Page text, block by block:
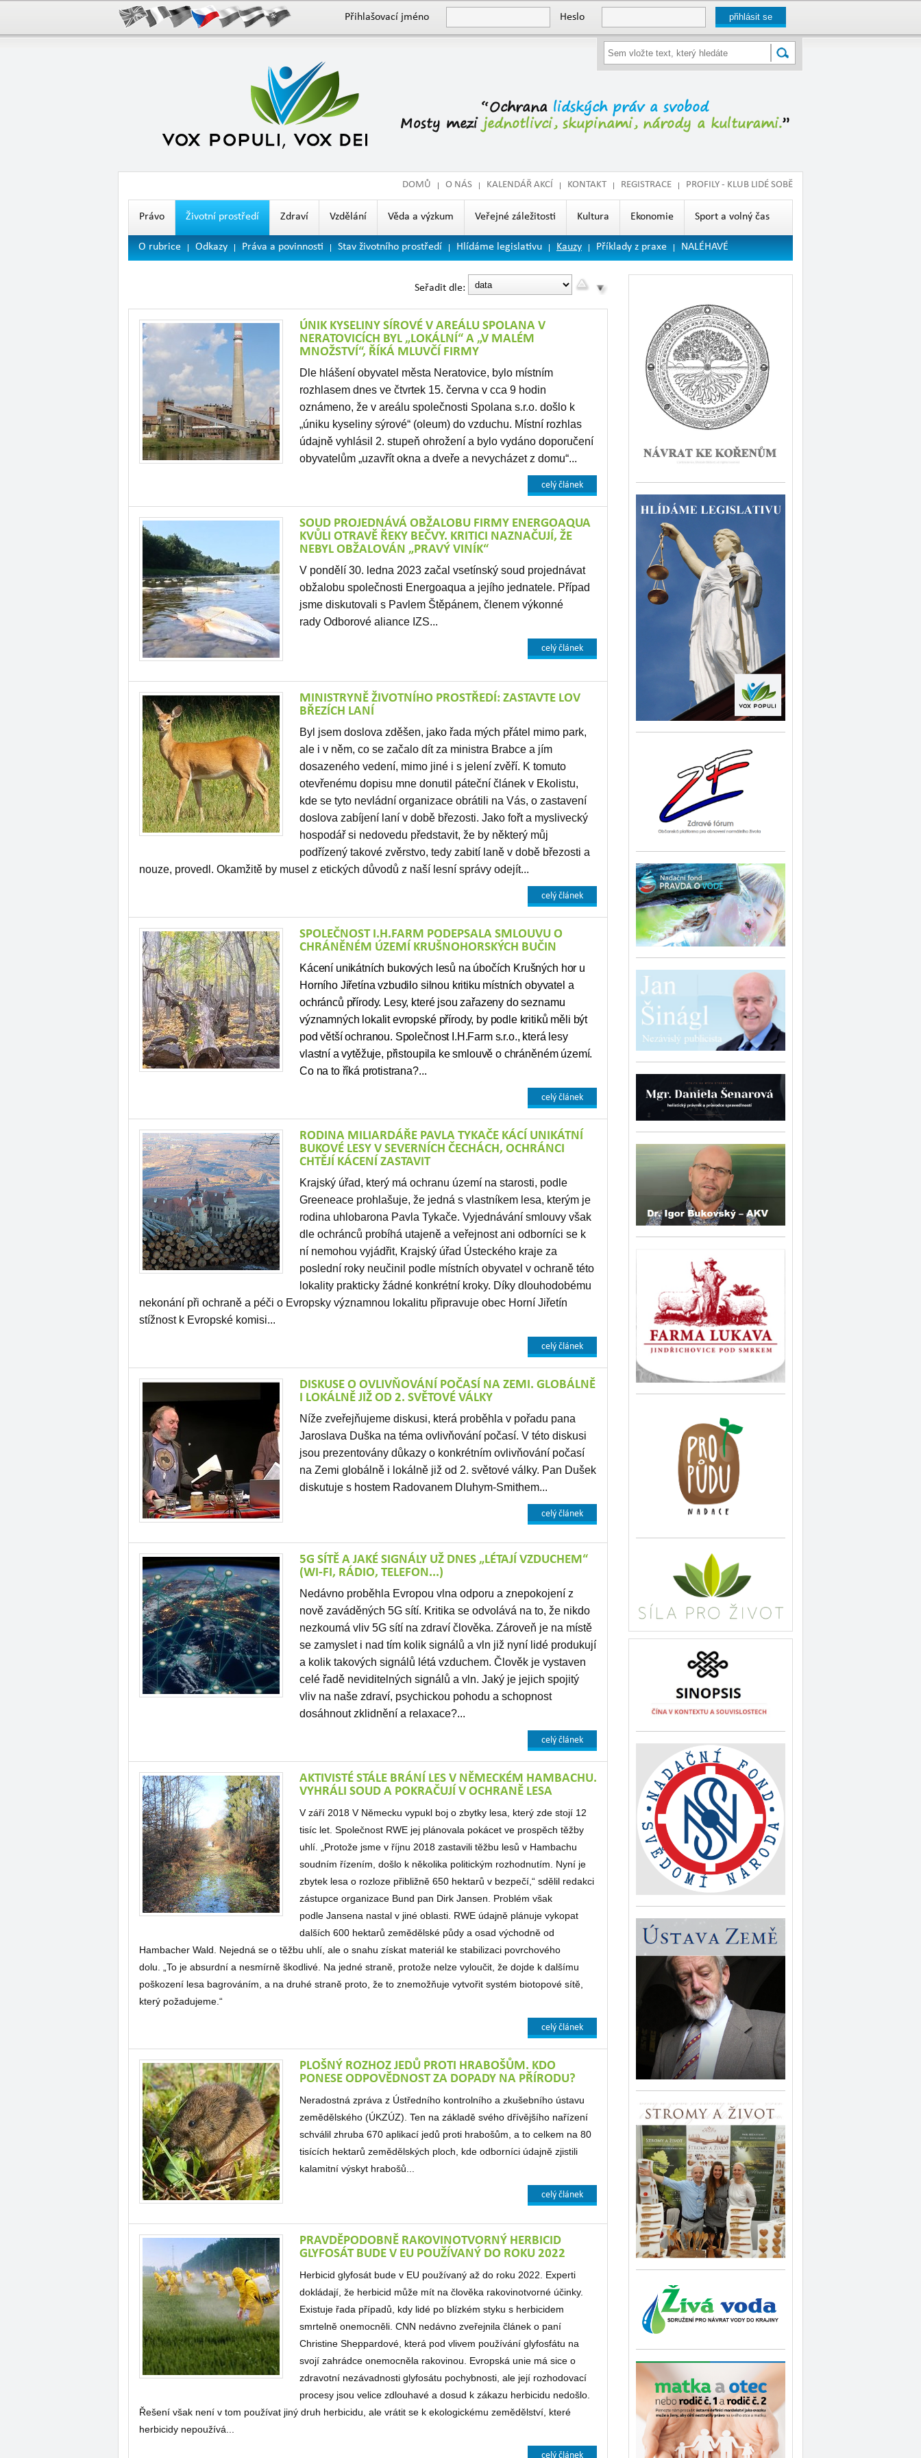
DOMŮ O NÁS KALENDÁŘ AKCÍ KONTAKT REGISTRACE PROFILY - KLUB LIDÉ SOBĚ
Právo Životní prostředí Zdraví Vzdělání Věda a výzkum Veřejné záležitosti Kultura Ekonomie Sport a volný čas
O rubrice Odkazy Práva a povinnosti Stav životního prostředí Hlídáme legislativu Kauzy Příklady z praxe NALÉHAVÉ
Seřadit dle:
ÚNIK KYSELINY SÍROVÉ V AREÁLU SPOLANA V
NERATOVICÍCH BYL „LOKÁLNÍ“ A „V MALÉM
MNOŽSTVÍ“, ŘÍKÁ MLUVČÍ FIRMY
Dle hlášení obyvatel města Neratovice, bylo místním
rozhlasem dnes ve čtvrtek 15. června v cca 9 hodin
oznámeno, že v areálu společnosti Spolana s.r.o. došlo k
„úniku kyseliny sýrové“ (oleum) do vzduchu. Místní rozhlas
údajně vyhlásil 2. stupeň ohrožení a bylo vydáno doporučení
obyvatelům „uzavřít okna a dveře a nevycházet z domu“...
celý článek
SOUD PROJEDNÁVÁ OBŽALOBU FIRMY ENERGOAQUA
KVŮLI OTRAVĚ ŘEKY BEČVY. KRITICI NAZNAČUJÍ, ŽE
NEBYL OBŽALOVÁN „PRAVÝ VINÍK“
V pondělí 30. ledna 2023 začal vsetínský soud projednávat
obžalobu společnosti Energoaqua a jejího jednatele. Případ
jsme diskutovali s Pavlem Štěpánem, členem výkonné
rady Odborové aliance IZS...
celý článek
MINISTRYNĚ ŽIVOTNÍHO PROSTŘEDÍ: ZASTAVTE LOV
BŘEZÍCH LANÍ
Byl jsem doslova zděšen, jako řada mých přátel mimo park,
ale i v něm, co se začalo dít za ministra Brabce a jím
dosazeného vedení, mimo jiné i s jelení zvěří. K tomuto
otevřenému dopisu mne donutil páteční článek v Ekolistu,
kde se tyto nevládní organizace obrátili na Vás, o zastavení
doslova zabíjení laní v době březosti. Jako fořt a myslivecký
hospodář si nedovedu představit, že by některý můj
podřízený takové zvěrstvo, tedy zabití laně v době březosti a
nouze, provedl. Okamžitě by musel z etických důvodů z naší lesní správy odejít...
celý článek
SPOLEČNOST I.H.FARM PODEPSALA SMLOUVU O
CHRÁNĚNÉM ÚZEMÍ KRUŠNOHORSKÝCH BUČIN
Kácení unikátních bukových lesů na úbočích Krušných hor u
Horního Jiřetína vzbudilo silnou kritiku místních obyvatel a
ochránců přírody. Lesy, které jsou zařazeny do seznamu
významných lokalit evropské přírody, by podle kritiků měli být
pod větší ochranou. Společnost I.H.Farm s.r.o., která lesy
vlastní a vytěžuje, přistoupila ke smlouvě o chráněném území.
Co na to říká protistrana?...
celý článek
RODINA MILIARDÁŘE PAVLA TYKAČE KÁCÍ UNIKÁTNÍ
BUKOVÉ LESY V SEVERNÍCH ČECHÁCH, OCHRÁNCI
CHTĚJÍ KÁCENÍ ZASTAVIT
Krajský úřad, který má ochranu území na starosti, podle
Greeneace prohlašuje, že jedná s vlastníkem lesa, kterým je
rodina uhlobarona Pavla Tykače. Vyjednávání smlouvy však
dle ochránců probíhá utajeně a veřejnost ani odborníci se k
ní nemohou vyjádřit, Krajský úřad Ústeckého kraje za
poslední roky neučinil podle místních obyvatel v ochraně této
lokality prakticky žádné konkrétní kroky. Díky dlouhodobému
nekonání při ochraně a péči o Evropsky významnou lokalitu připravuje obec Horní Jiřetín
stížnost k Evropské komisi...
celý článek
DISKUSE O OVLIVŇOVÁNÍ POČASÍ NA ZEMI. GLOBÁLNĚ
I LOKÁLNĚ JIŽ OD 2. SVĚTOVÉ VÁLKY
Níže zveřejňujeme diskusi, která proběhla v pořadu pana
Jaroslava Duška na téma ovlivňování počasí. V této diskusi
jsou prezentovány důkazy o konkrétním ovlivňování počasí
na Zemi globálně i lokálně již od 2. světové války. Pan Dušek
diskutuje s hostem Radovanem Dluhym-Smithem...
celý článek
5G SÍTĚ A JAKÉ SIGNÁLY UŽ DNES „LÉTAJÍ VZDUCHEM“
(WI-FI, RÁDIO, TELEFON...)
Nedávno proběhla Evropou vlna odporu a znepokojení z
nově zaváděných 5G sítí. Kritika se odvolává na to, že nikdo
nezkoumá vliv 5G sítí na zdraví člověka. Zároveň je na místě
se zamyslet i nad tím kolik signálů a vln již nyní lidé produkují
a kolik takových signálů létá vzduchem. Člověk je vystaven
celé řadě neviditelných signálů a vln. Jaký je jejich spojitý
vliv na naše zdraví, psychickou pohodu a schopnost
dosáhnout zklidnění a relaxace?...
celý článek
AKTIVISTÉ STÁLE BRÁNÍ LES V NĚMECKÉM HAMBACHU.
VYHRÁLI SOUD A POKRAČUJÍ V OCHRANĚ LESA
V září 2018 V Německu vypukl boj o zbytky lesa, který zde stojí 12
tisíc let. Společnost RWE jej plánovala pokácet ve prospěch těžby
uhlí. „Protože jsme v říjnu 2018 zastavili těžbu lesů v Hambachu
soudním řízením, došlo k několika politickým rozhodnutím. Nyní je
zbytek lesa o rozloze přibližně 650 hektarů v bezpečí,“ sdělil redakci
zástupce organizace Bund pan Dirk Jansen. Problém však
podle Jansena nastal v jiné oblasti. RWE údajně plánuje vykopat
dalších 600 hektarů zemědělské půdy a osad východně od
Hambacher Wald. Nejedná se o těžbu uhlí, ale o snahu získat materiál ke stabilizaci povrchového
dolu. „To je absurdní a nesmírně škodlivé. Na jedné straně, protože nelze vyloučit, že dojde k dalšímu
poškození lesa bagrováním, a na druhé straně proto, že to znemožňuje vytvořit systém biotopové sítě,
který požadujeme.“
celý článek
PLOŠNÝ ROZHOZ JEDŮ PROTI HRABOŠŮM. KDO
PONESE ODPOVĚDNOST ZA DOPADY NA PŘÍRODU?
Neradostná zpráva z Ústředního kontrolního a zkušebního ústavu
zemědělského (ÚKZÚZ). Ten na základě svého dřívějšího nařízení
schválil zhruba 670 aplikací jedů proti hrabošům, a to celkem na 80
tisících hektarů zemědělských ploch, kde odborníci údajně zjistili
kalamitní výskyt hrabošů...
celý článek
PRAVDĚPODOBNĚ RAKOVINOTVORNÝ HERBICID
GLYFOSÁT BUDE V EU POUŽÍVANÝ DO ROKU 2022
Herbicid glyfosát bude v EU používaný až do roku 2022. Experti
dokládají, že herbicid může mít na člověka rakovinotvorné účinky.
Existuje řada případů, kdy lidé po blízkém styku s herbicidem
smrtelně onemocněli. CNN nedávno zveřejnila článek o paní
Christine Sheppardové, která pod vlivem používání glyfosfátu na
svojí zahrádce onemocněla rakovinou. Evropská unie má sice o
zdravotní nezávadnosti glyfosátu pochybnosti, ale její rozhodovací
procesy jsou velice zdlouhavé a dosud k zákazu herbicidu nedošlo.
Řešení však není v tom používat jiný druh herbicidu, ale vrátit se k ekologickému zemědělství, které
herbicidy nepoužívá...
Přihlašovací jméno Heslo